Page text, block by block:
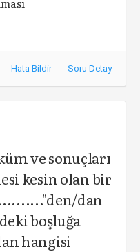
Hata Bildir Soru Detay
ve sonuçları
kesin olan bir
dan
boşluğa
hangisi